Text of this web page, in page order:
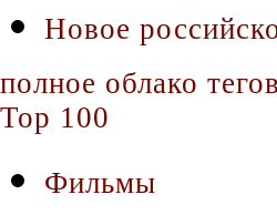
Новое
полное облако тегов
Top 100
Фильмы